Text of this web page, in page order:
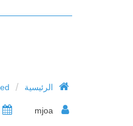
الرئيسية /